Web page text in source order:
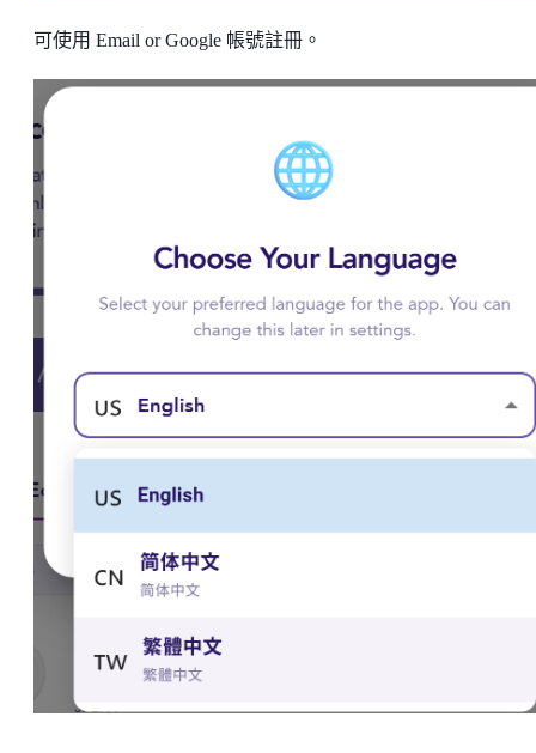
可使用 Email or Google 帳號註冊。